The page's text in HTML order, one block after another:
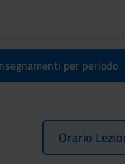
per periodo
Orario